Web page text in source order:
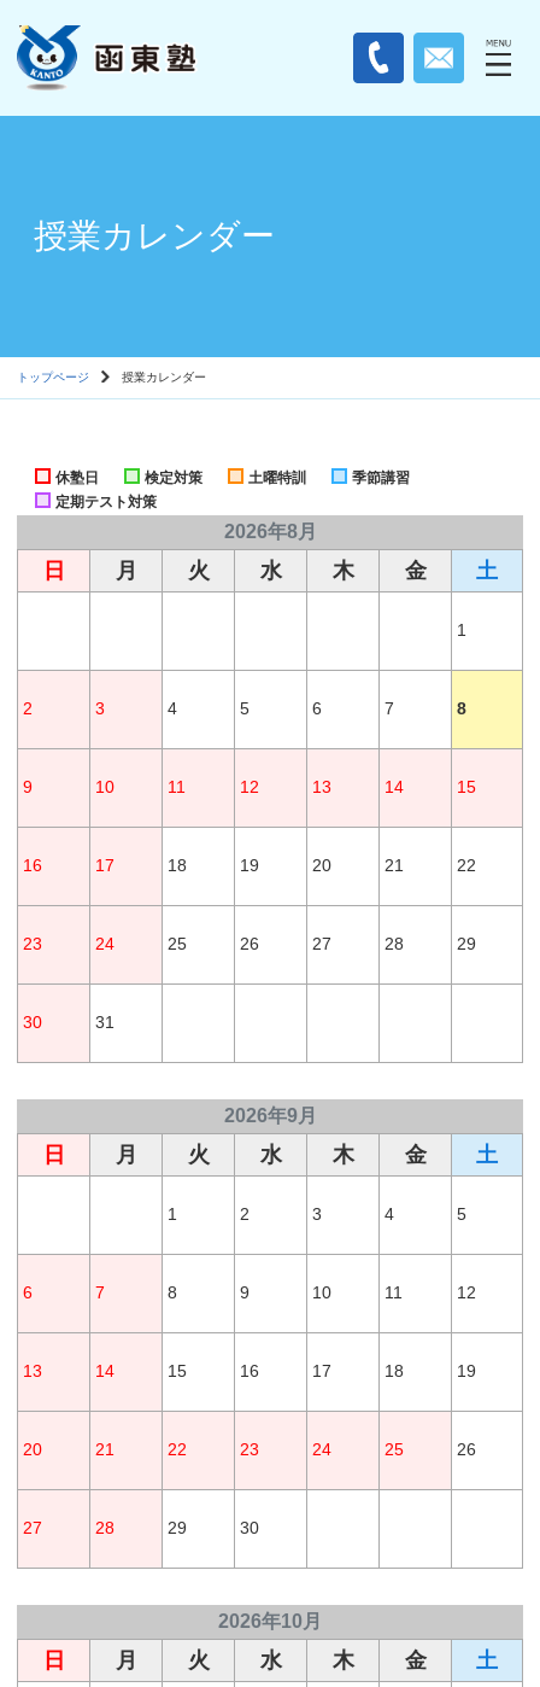
授業カレンダー
トップページ 授業カレンダー
休塾日 検定対策 土曜特訓
季節講習
定期テスト対策
2026年8月
日 月 火 水 木 金 土
1
2 3 4 5 6 7 8
9 10 11 12 13 14 15
16 17 18 19 20 21 22
23 24 25 26 27 28 29
30 31
2026年9月
日 月 火 水 木 金 土
1 2 3 4 5
6 7 8 9 10 11 12
13 14 15 16 17 18 19
20 21 22 23 24 25 26
27 28 29 30
2026年10月
日 月 火 水 木 金 土